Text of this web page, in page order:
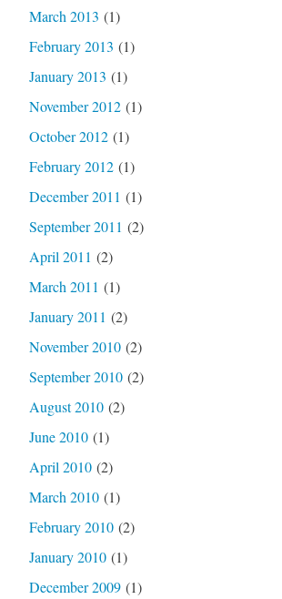
March 2013 (1)
February 2013 (1)
January 2013 (1)
November 2012(1)
October 2012(1)
February 2012(1)
December 2011 (1)
September 2011 (2)
April 2011 (2)
March 2011 (1)
January 2011 (2)
November 2010(2)
September 2010(2)
August 2010(2)
June 2010(1)
April 2010(2)
March 2010(1)
February 2010(2)
January 2010(1)
December 2009(1)